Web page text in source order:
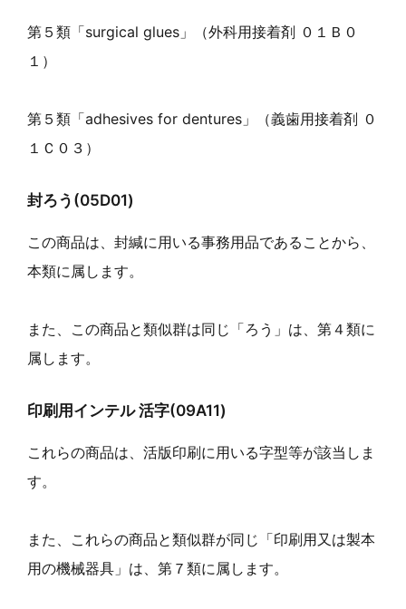
第５類「surgical glues」（外科用接着剤 ０１Ｂ０
１）
第５類「adhesives for dentures」（義歯用接着剤 ０
１Ｃ０３）
封ろう(05D01)
この商品は、封緘に用いる事務用品であることから、
本類に属します。
また、この商品と類似群は同じ「ろう」は、第４類に
属します。
印刷用インテル 活字(09A11)
これらの商品は、活版印刷に用いる字型等が該当しま
す。
また、これらの商品と類似群が同じ「印刷用又は製本
用の機械器具」は、第７類に属します。